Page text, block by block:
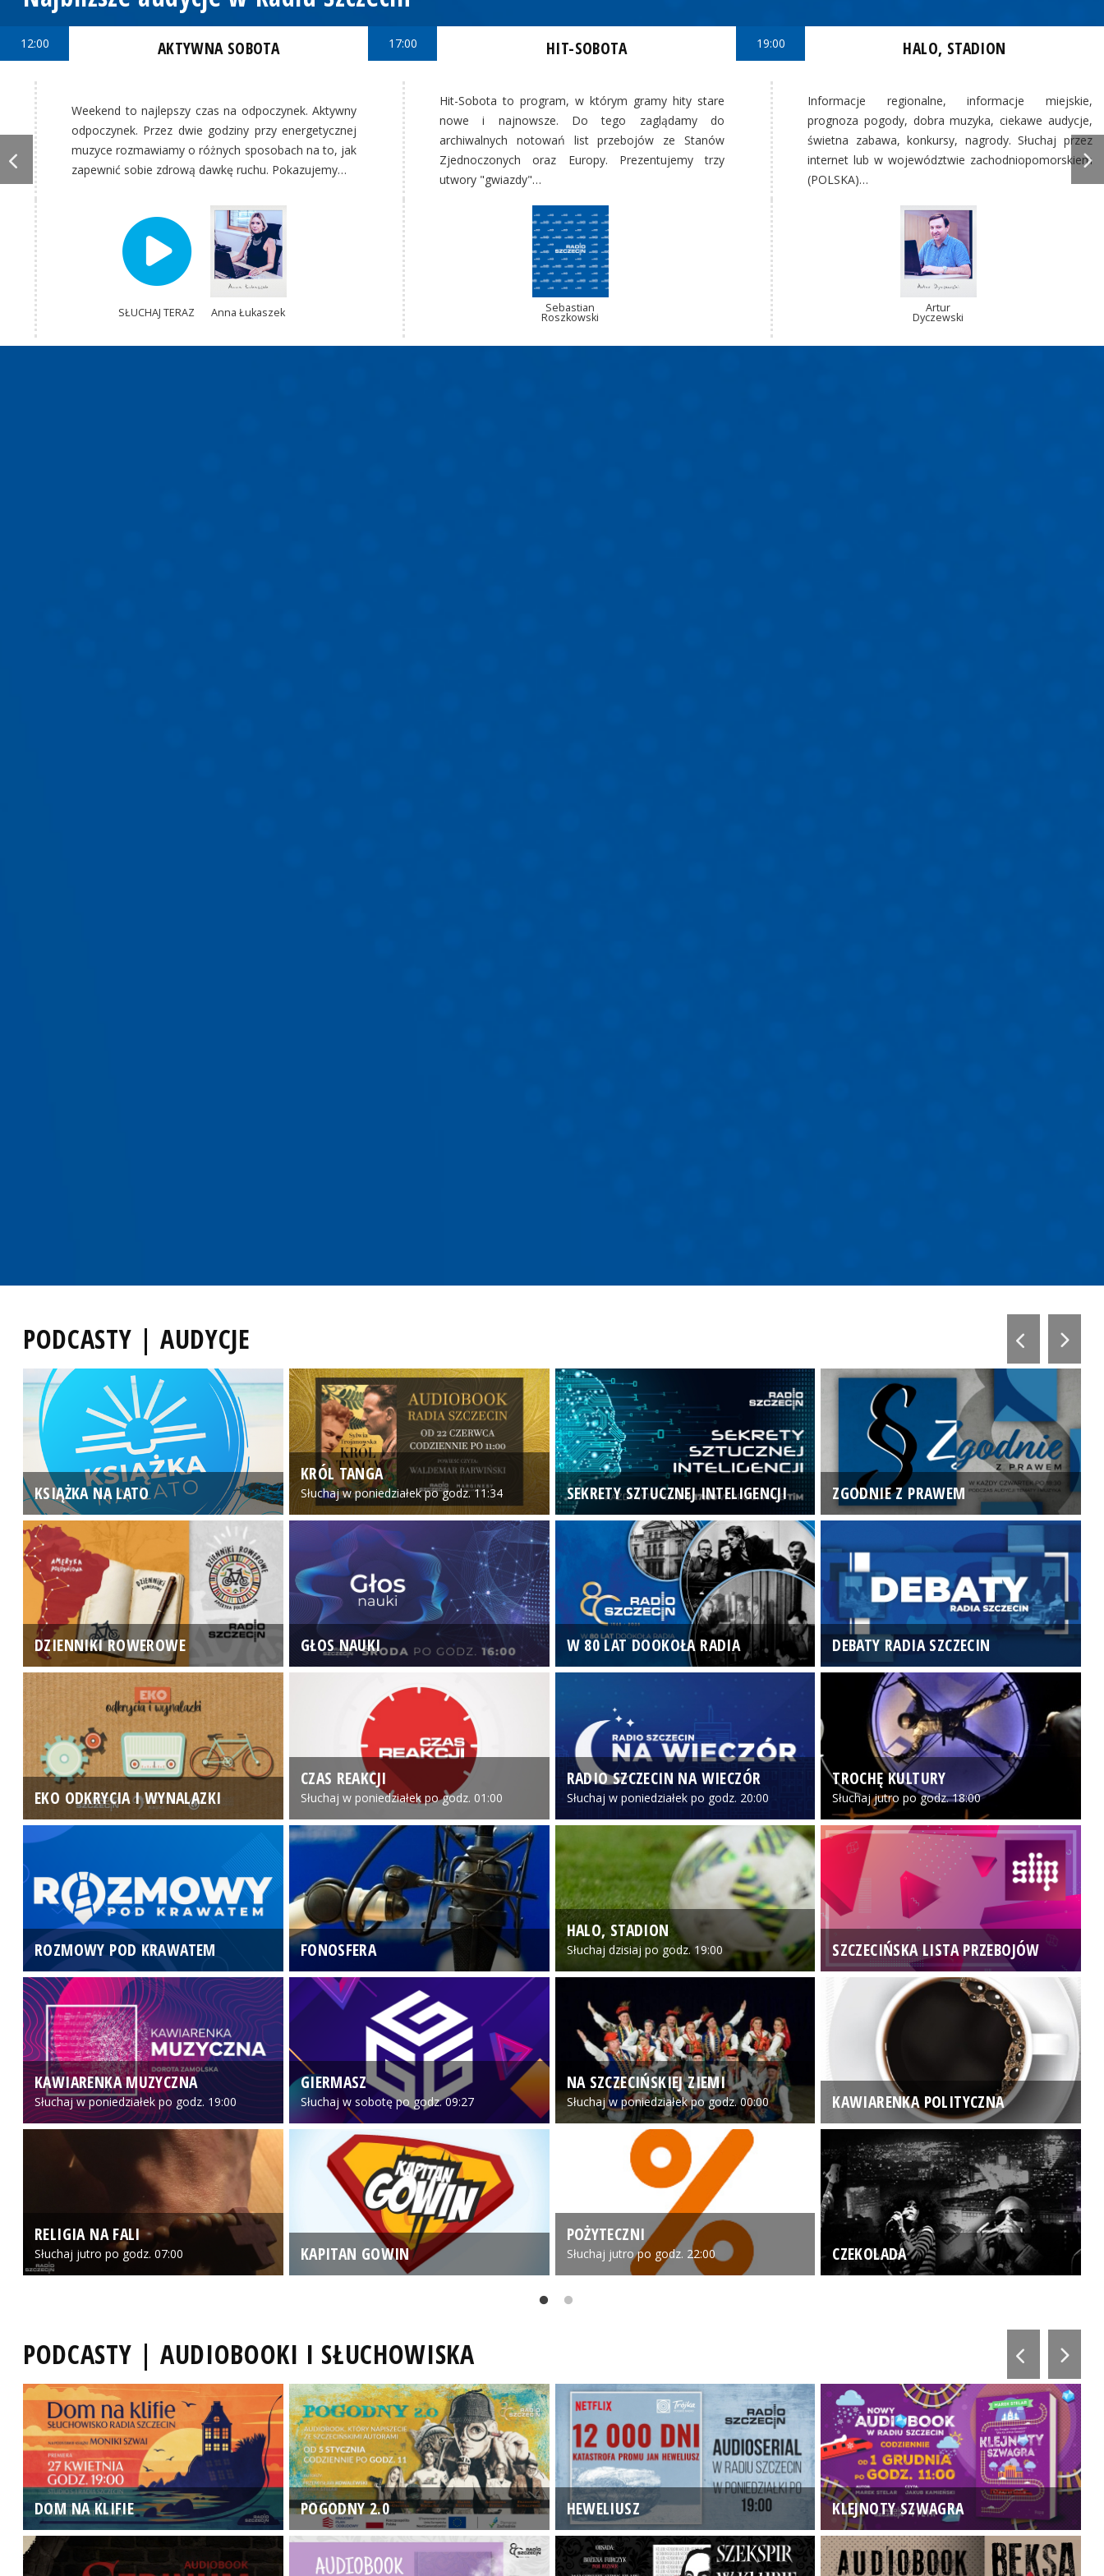
12:00 AKTYWNA SOBOTA
Weekend to najlepszy czas na odpoczynek. Aktywny
odpoczynek. Przez dwie godziny przy energetycznej
muzyce rozmawiamy o różnych sposobach na to, jak
zapewnić sobie zdrową dawkę ruchu. Pokazujemy…
SŁUCHAJ TERAZ Anna Łukaszek
17:00 HIT-SOBOTA
Hit-Sobota to program, w którym gramy hity stare
nowe i najnowsze. Do tego zaglądamy do
archiwalnych notowań list przebojów ze Stanów
Zjednoczonych oraz Europy. Prezentujemy trzy
utwory "gwiazdy"…
Sebastian
Roszkowski
19:00 HALO, STADION
Informacje regionalne, informacje miejskie,
prognoza pogody, dobra muzyka, ciekawe audycje,
świetna zabawa, konkursy, nagrody. Słuchaj przez
internet lub w województwie zachodniopomorskiem
(POLSKA)…
Artur
Dyczewski
PODCASTY | AUDYCJE
KSIĄŻKA NA LATO
KRÓL TANGA
Słuchaj w poniedziałek po godz. 11:34 SEKRETY SZTUCZNEJ INTELIGENCJI ZGODNIE Z PRAWEM
DZIENNIKI ROWEROWE GŁOS NAUKI W 80 LAT DOOKOŁA RADIA DEBATY RADIA SZCZECIN
EKO ODKRYCIA I WYNALAZKI
CZAS REAKCJI
Słuchaj w poniedziałek po godz. 01:00
RADIO SZCZECIN NA WIECZÓR
Słuchaj w poniedziałek po godz. 20:00
TROCHĘ KULTURY
Słuchaj jutro po godz. 18:00
ROZMOWY POD KRAWATEM FONOSFERA
HALO, STADION
Słuchaj dzisiaj po godz. 19:00 SZCZECIŃSKA LISTA PRZEBOJÓW
KAWIARENKA MUZYCZNA
Słuchaj w poniedziałek po godz. 19:00
GIERMASZ
Słuchaj w sobotę po godz. 09:27
NA SZCZECIŃSKIEJ ZIEMI
Słuchaj w poniedziałek po godz. 00:00 KAWIARENKA POLITYCZNA
RELIGIA NA FALI
Słuchaj jutro po godz. 07:00 KAPITAN GOWIN
POŻYTECZNI
Słuchaj jutro po godz. 22:00 CZEKOLADA
PODCASTY | AUDIOBOOKI I SŁUCHOWISKA
DOM NA KLIFIE POGODNY 2.0 HEWELIUSZ KLEJNOTY SZWAGRA